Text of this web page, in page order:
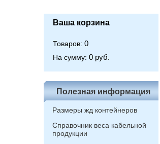
Ваша корзина
Товаров: 0
На сумму: 0 руб.
Полезная информация
Размеры жд контейнеров
Справочник веса кабельной
продукции